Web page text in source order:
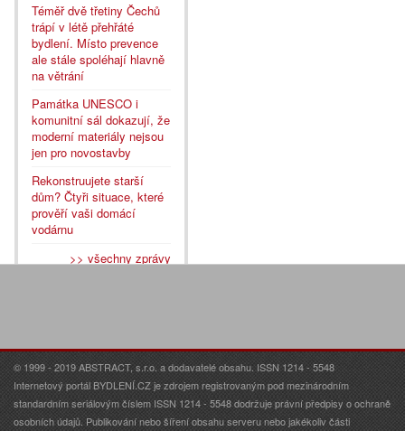
Téměř dvě třetiny Čechů
trápí v létě přehřáté
bydlení. Místo prevence
ale stále spoléhají hlavně
na větrání
Památka UNESCO i
komunitní sál dokazují, že
moderní materiály nejsou
jen pro novostavby
Rekonstruujete starší
dům? Čtyři situace, které
prověří vaši domácí
vodárnu
>> všechny zprávy
© 1999 - 2019 ABSTRACT, s.r.o. a dodavatelé obsahu. ISSN 1214 - 5548
Internetový portál BYDLENÍ.CZ je zdrojem registrovaným pod mezinárodním
standardním seriálovým číslem ISSN 1214 - 5548 dodržuje právní předpisy o ochraně
osobních údajů. Publikování nebo šíření obsahu serveru nebo jakékoliv části